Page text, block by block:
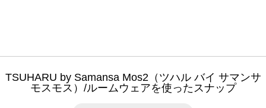
TSUHARU by Samansa Mos2（ツハル バイ サマンサ
モスモス）/ルームウェアを使ったスナップ